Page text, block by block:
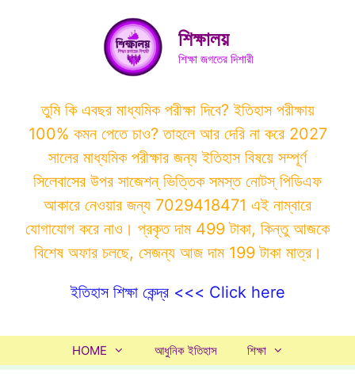
শিক্ষালয়
শিক্ষা জগতের দিশারী
তুমি কি এবছর মাধ্যমিক পরীক্ষা দিবে? ইতিহাস পরীক্ষায়
100% কমন পেতে চাও? তাহলে আর দেরি না করে 2027
সালের মাধ্যমিক পরীক্ষার জন্য ইতিহাস বিষয়ে সম্পূর্ণ
সিলেবাসের উপর সাজেশন্ ভিত্তিক সমস্ত নোটস্ পিডিএফ
আকারে নেওয়ার জন্য 7029418471 এই নাম্বারে
যোগাযোগ করে নাও। প্রকৃত দাম 499 টাকা, কিন্তু আজকে
বিশেষ অফার চলছে, সেজন্য আজ দাম 199 টাকা মাত্র।
ইতিহাস শিক্ষা কেন্দ্র <<< Click here
HOME আধুনিক ইতিহাস শিক্ষা